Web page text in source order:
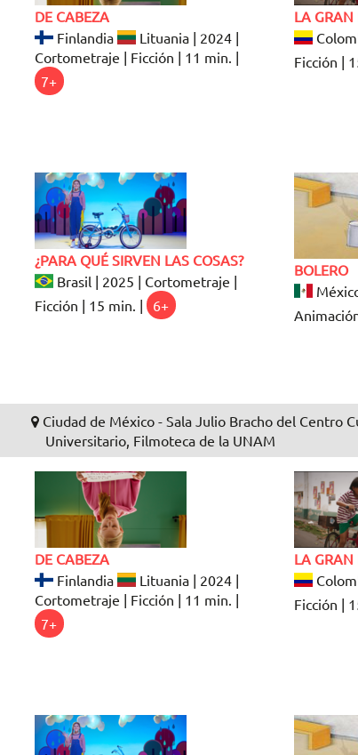
DE CABEZA
Finlandia
Lituania | 2024 |
Cortometraje | Ficción | 11 min. |
7+
LA
Ficción |
¿PARA QUÉ SIRVEN LAS COSAS?
Brasil | 2025 | Cortometraje |
Ficción | 15 min. |
6+
BOLERO
Ciudad de México - Sala Julio Bracho del Centro
Universitario, Filmoteca de la UNAM
DE CABEZA
Finlandia
Lituania | 2024 |
Cortometraje | Ficción | 11 min. |
7+
LA
Ficción |